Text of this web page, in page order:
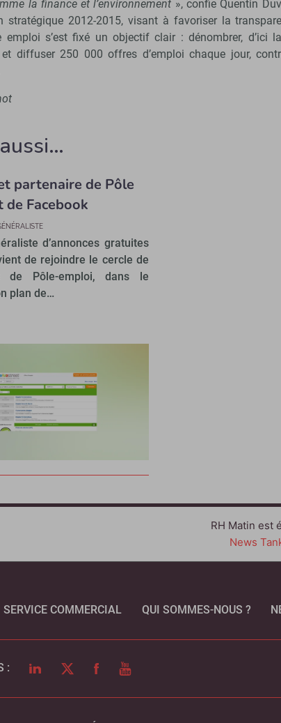
la finance et l’environnement », confie Quentin
stratégique 2012-2015, visant à favoriser la
emploi s’est fixé un objectif clair : dénombrer, d’ici
et diffuser 250 000 offres d’emploi chaque jour,
partenaire de Pôle
Facebook
d’annonces gratuites
de rejoindre le cercle de
de Pôle-emploi, dans le
plan de…
RH Matin est
News
SERVICE COMMERCIAL QUI SOMMES-NOUS ?
: LINKEDINTWITTERFACEBOOK
YOUTUBE